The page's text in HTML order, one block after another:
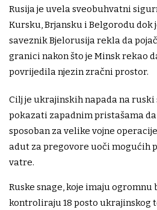
Rusija je uvela sveobuhvatni
Kursku, Brjansku i Belgorodu dok
saveznik Bjelorusija rekla da
granici nakon što je Minsk rekao
povrijedila njezin zračni prostor.
Cilj je ukrajinskih napada na
pokazati zapadnim pristašama da
sposoban za velike vojne
adut za pregovore uoči mogućih
vatre.
Ruske snage, koje imaju ogromnu
kontroliraju 18 posto ukrajinskog